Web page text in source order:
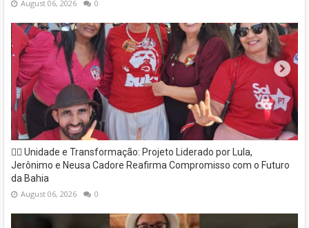
August 06, 2026 0
✊🏽 Unidade e Transformação: Projeto Liderado por Lula,
Jerônimo e Neusa Cadore Reafirma Compromisso com o Futuro
da Bahia
August 06, 2026 0